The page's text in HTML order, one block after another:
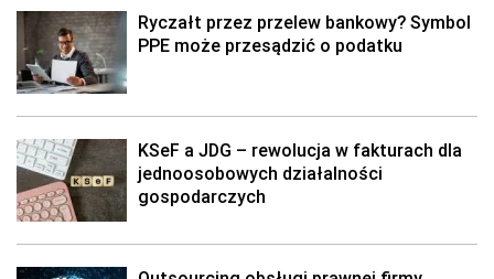
Ryczałt przez przelew bankowy? Symbol
PPE może przesądzić o podatku
KSeF a JDG – rewolucja w fakturach dla
jednoosobowych działalności
gospodarczych